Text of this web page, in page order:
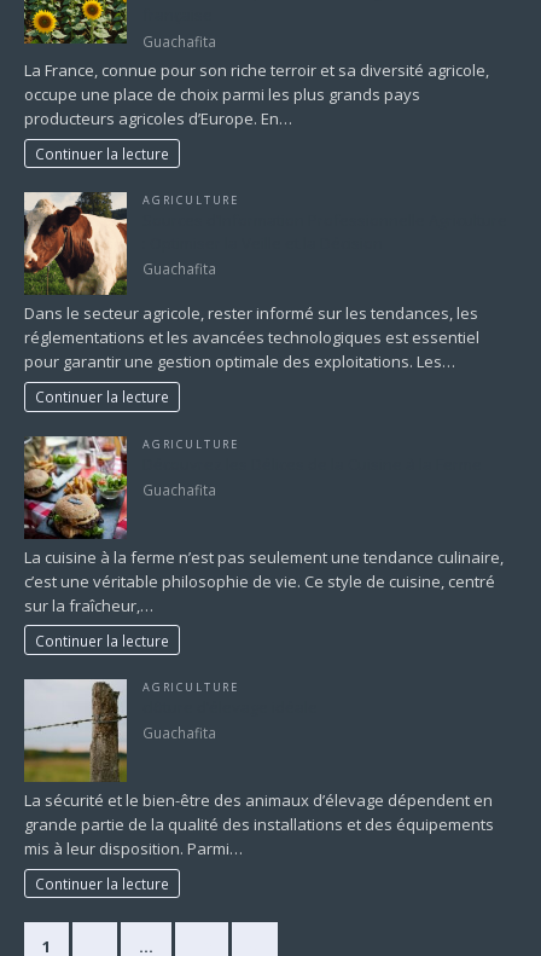
Guachafita
La France, connue pour son riche terroir et sa diversité agricole,
occupe une place de choix parmi les plus grands pays
producteurs agricoles d’Europe. En…
Continuer la lecture
AGRICULTURE
Guachafita
Dans le secteur agricole, rester informé sur les tendances, les
réglementations et les avancées technologiques est essentiel
pour garantir une gestion optimale des exploitations. Les…
Continuer la lecture
AGRICULTURE
Guachafita
La cuisine à la ferme n’est pas seulement une tendance culinaire,
c’est une véritable philosophie de vie. Ce style de cuisine, centré
sur la fraîcheur,…
Continuer la lecture
AGRICULTURE
Guachafita
La sécurité et le bien-être des animaux d’élevage dépendent en
grande partie de la qualité des installations et des équipements
mis à leur disposition. Parmi…
Continuer la lecture
1 …